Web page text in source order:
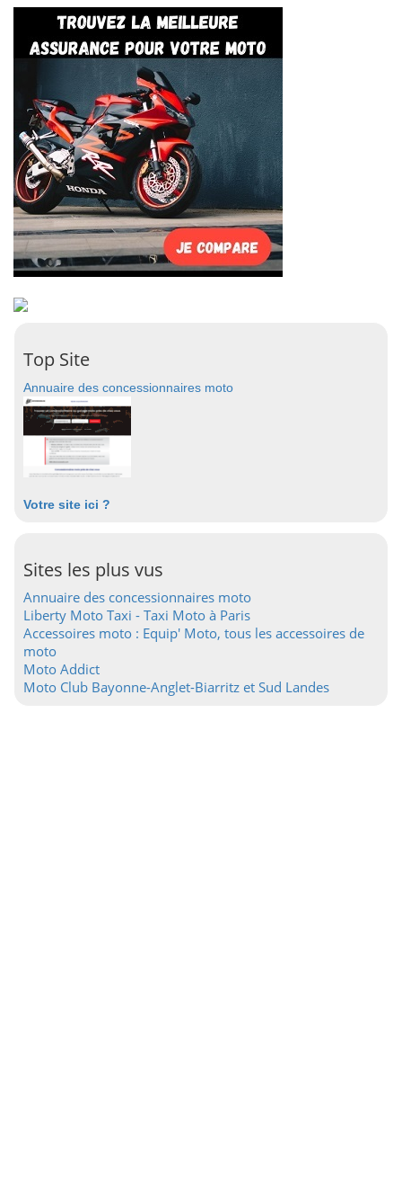
Top Site
Annuaire des concessionnaires moto
Votre site ici ?
Sites les plus vus
Annuaire des concessionnaires moto
Liberty Moto Taxi - Taxi Moto à Paris
Accessoires moto : Equip' Moto, tous les accessoires de
moto
Moto Addict
Moto Club Bayonne-Anglet-Biarritz et Sud Landes